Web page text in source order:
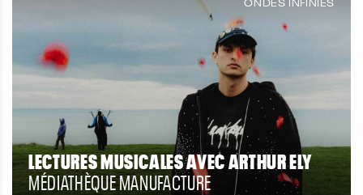
LECTURES MUSICALES AVEC ARTHUR ELY
MÉDIATHÈQUE MANUFACTURE